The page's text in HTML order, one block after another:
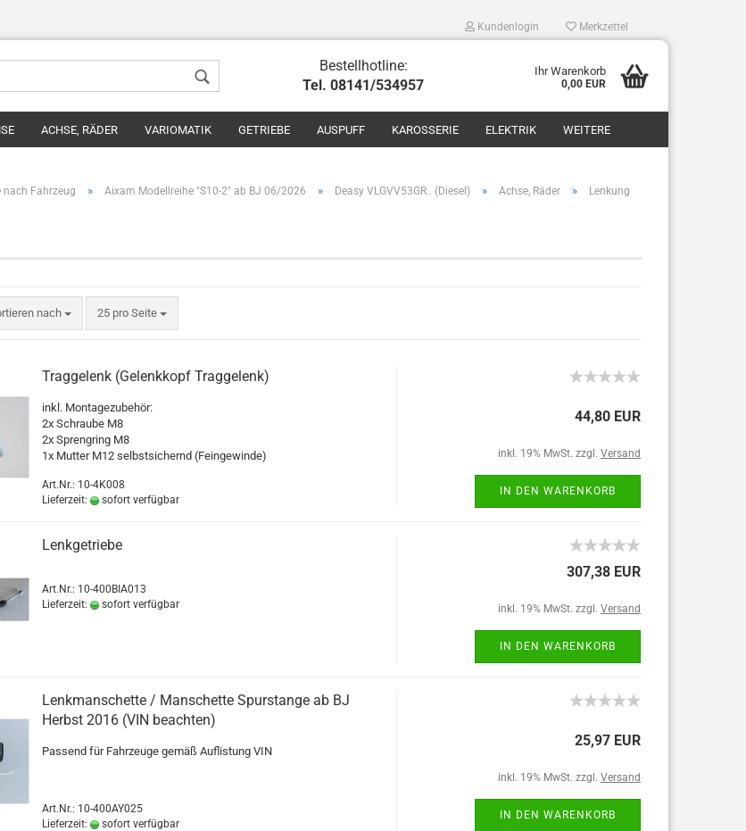
Kundenlogin Merkzettel
Bestellhotline:
Tel. 08141/534957
Ihr Warenkorb
0,00 EUR
ACHSE, RÄDER VARIOMATIK GETRIEBE AUSPUFF KAROSSERIE ELEKTRIK WEITERE
nach Fahrzeug » Aixam Modellreihe "S10-2" ab BJ 06/2026 » Deasy VLGVV53GR.. (Diesel) » Achse, Räder » Lenkung
nach 25 pro Seite
Traggelenk (Gelenkkopf Traggelenk)
inkl. Montagezubehör:
2x Schraube M8
2x Sprengring M8
1x Mutter M12 selbstsichernd (Feingewinde)
Art.Nr.: 10-4K008
Lieferzeit:
sofort verfügbar
44,80 EUR
inkl. 19% MwSt. zzgl. Versand
IN DEN WARENKORB
Lenkgetriebe
Art.Nr.: 10-400BIA013
Lieferzeit:
sofort verfügbar
307,38 EUR
inkl. 19% MwSt. zzgl. Versand
IN DEN WARENKORB
Lenkmanschette / Manschette Spurstange ab BJ
Herbst 2016 (VIN beachten)
Passend für Fahrzeuge gemäß Auflistung VIN
Art.Nr.: 10-400AY025
Lieferzeit:
sofort verfügbar
25,97 EUR
inkl. 19% MwSt. zzgl. Versand
IN DEN WARENKORB